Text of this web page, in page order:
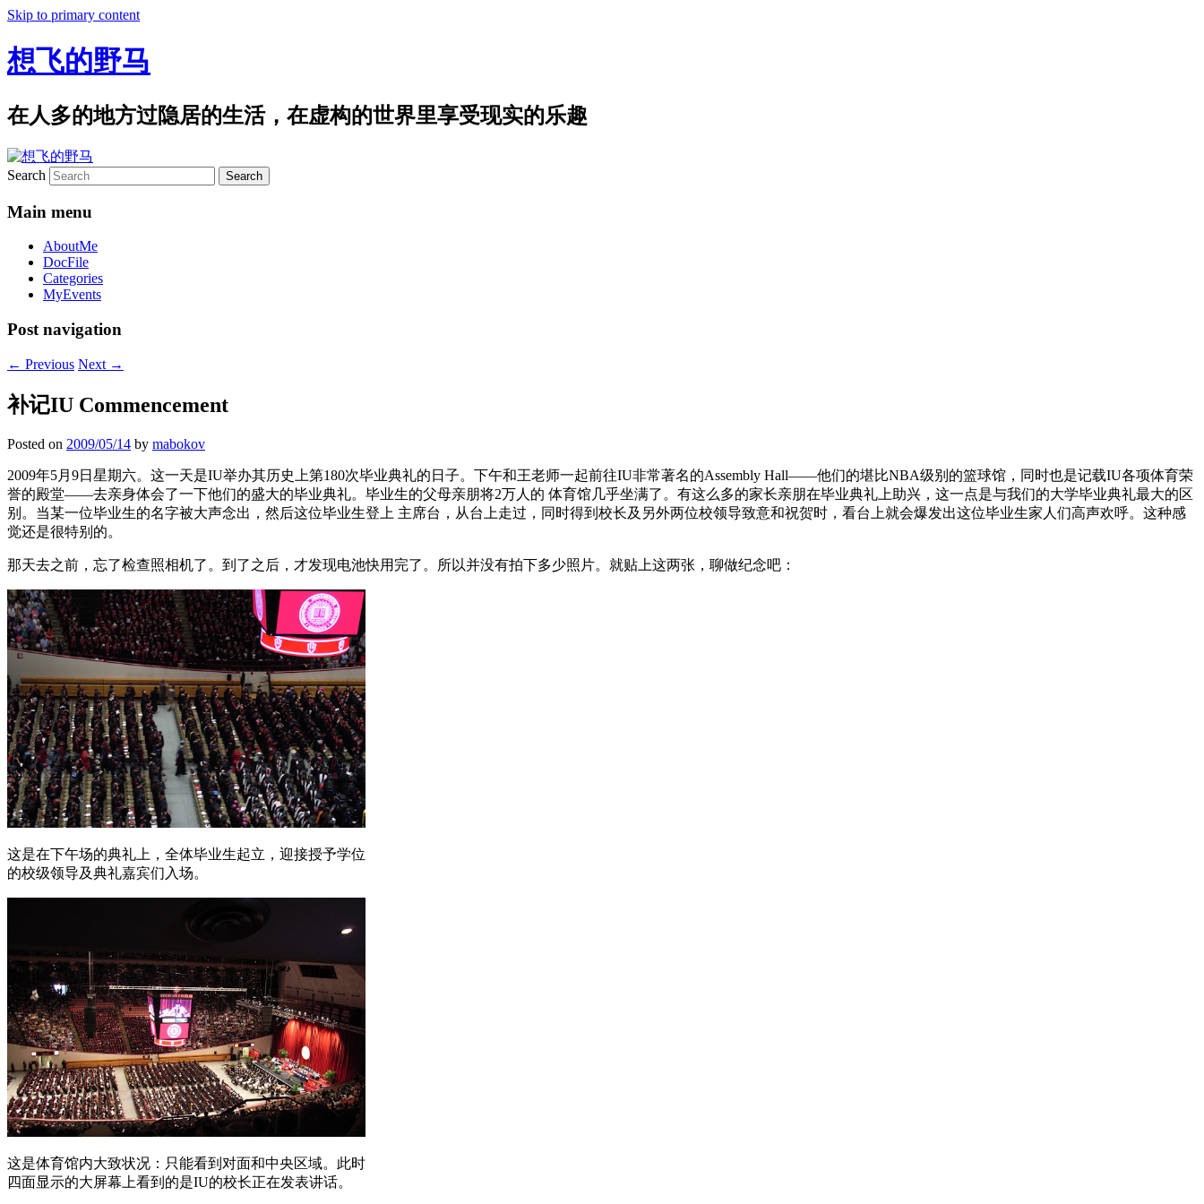
Skip to primary content
想飞的野马
在人多的地方过隐居的生活，在虚构的世界里享受现实的乐趣
Search
Main menu
AboutMe
DocFile
Categories
MyEvents
Post navigation
← Previous Next →
补记IU Commencement
Posted on 2009/05/14 by mabokov
2009年5月9日星期六。这一天是IU举办其历史上第180次毕业典礼的日子。下午和王老师一起前往IU非常著名的Assembly Hall——他们的堪比NBA级别的篮球馆，同时也是记载IU各项体育荣
誉的殿堂——去亲身体会了一下他们的盛大的毕业典礼。毕业生的父母亲朋将2万人的 体育馆几乎坐满了。有这么多的家长亲朋在毕业典礼上助兴，这一点是与我们的大学毕业典礼最大的区
别。当某一位毕业生的名字被大声念出，然后这位毕业生登上 主席台，从台上走过，同时得到校长及另外两位校领导致意和祝贺时，看台上就会爆发出这位毕业生家人们高声欢呼。这种感
觉还是很特别的。
那天去之前，忘了检查照相机了。到了之后，才发现电池快用完了。所以并没有拍下多少照片。就贴上这两张，聊做纪念吧：
这是在下午场的典礼上，全体毕业生起立，迎接授予学位
的校级领导及典礼嘉宾们入场。
这是体育馆内大致状况：只能看到对面和中央区域。此时
四面显示的大屏幕上看到的是IU的校长正在发表讲话。